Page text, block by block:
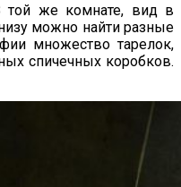
же комнате, вид в
можно найти разные
множество тарелок,
спичечных коробков.